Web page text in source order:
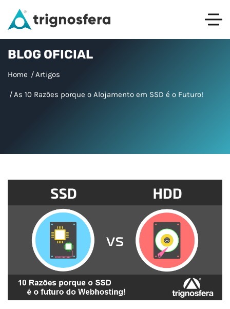
BLOG OFICIAL
Home Artigos
As 10 Razões porque o Alojamento em SSD é o Futuro!